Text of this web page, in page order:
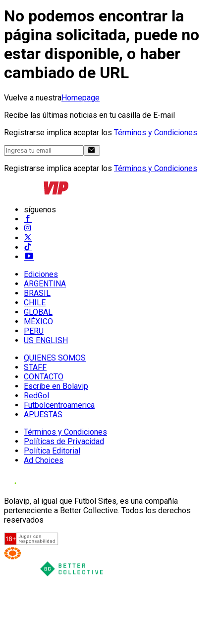
No podemos encontrar la
página solicitada, puede no
estar disponible, o haber
cambiado de URL
Vuelve a nuestraHomepage
Recibe las últimas noticias en tu casilla de E-mail
Registrarse implica aceptar los Términos y Condiciones
Registrarse implica aceptar los Términos y Condiciones
síguenos
Ediciones
ARGENTINA
BRASIL
CHILE
GLOBAL
MÉXICO
PERU
US ENGLISH
QUIENES SOMOS
STAFF
CONTACTO
Escribe en Bolavip
RedGol
Futbolcentroamerica
APUESTAS
Términos y Condiciones
Políticas de Privacidad
Política Editorial
Ad Choices
Bolavip, al igual que Futbol Sites, es una compañía
perteneciente a Better Collective. Todos los derechos
reservados